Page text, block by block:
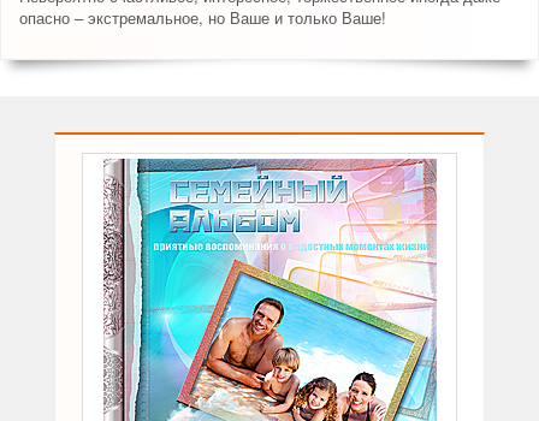
опасно – экстремальное, но Ваше и только Ваше!